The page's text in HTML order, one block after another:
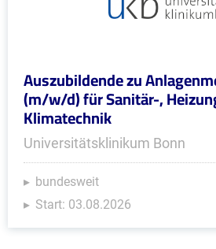
Auszubildende zu
(m/w/d) für Sanitär-,
Klimatechnik
Universitätsklinikum Bonn
bundesweit
Start: 03.08.2026